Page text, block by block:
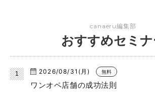
canaeru編集部
おすすめセミ
2026/08/31(月) 無料
ワンオペ店舗の成功法則